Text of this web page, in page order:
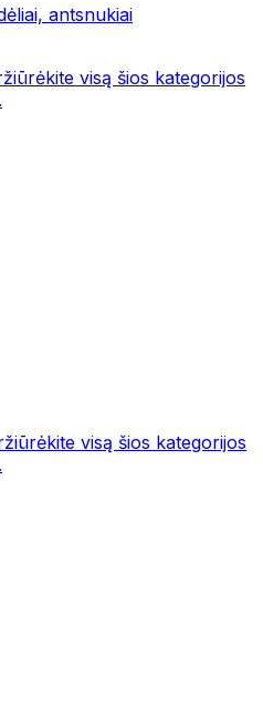
antsnukiai
visą šios kategorijos
visą šios kategorijos